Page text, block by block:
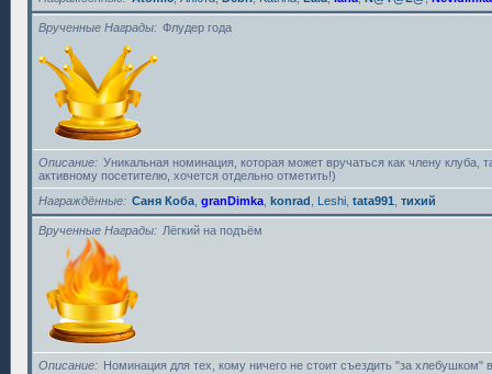
Врученные Награды Флудер года
Описание
Уникальная номинация, которая может вручаться как члену
активному посетителю, хочется отдельно отметить!)
Награждённые
Саня Коба granDimka konrad Leshi tata991 тихий
Врученные Награды Лёгкий на подъём
Описание
Номинация для тех, кому ничего не стоит съездить "за хлебушком"